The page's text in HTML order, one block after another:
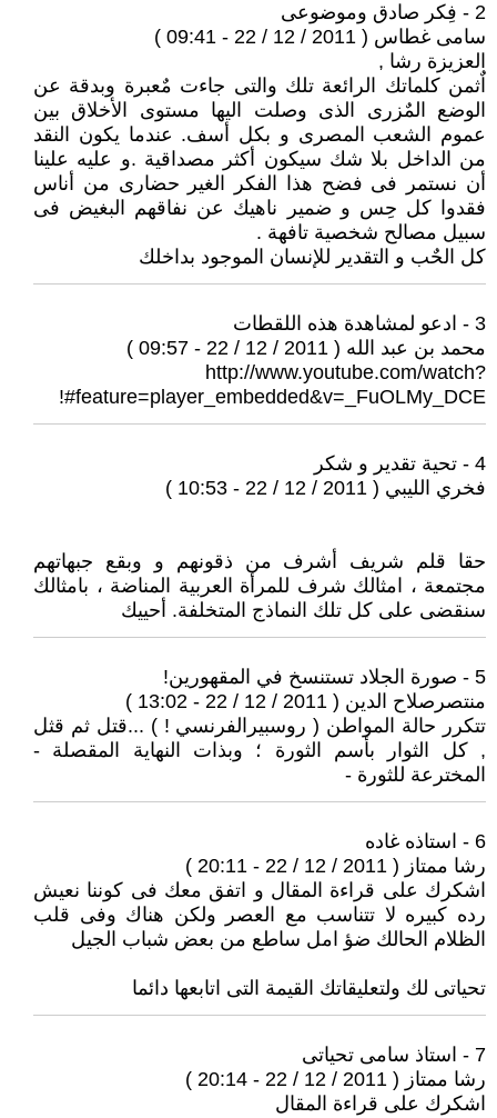
2 - فِكر صادق وموضوعى
سامى غطاس ( 2011 / 12 / 22 - 09:41 )
العزيزة رشا ,
اٌثمن كلماتك الرائعة تلك والتى جاءت مٌعبرة وبدقة عن
الوضع المٌزرى الذى وصلت اليها مستوى الأخلاق بين
عموم الشعب المصرى و بكل أسف. عندما يكون النقد
من الداخل بلا شك سيكون أكثر مصداقية .و عليه علينا
أن نستمر فى فضح هذا الفكر الغير حضارى من أناس
فقدوا كل حِس و ضمير ناهيك عن نفاقهم البغيض فى
سبيل مصالح شخصية تافهة .
كل الحٌب و التقدير للإنسان الموجود بداخلك
3 - ادعو لمشاهدة هذه اللقطات
محمد بن عبد الله ( 2011 / 12 / 22 - 09:57 )
http://www.youtube.com/watch?
feature=player_embedded&v=_FuOLMy_DCE#!
4 - تحية تقدير و شكر
فخري الليبي ( 2011 / 12 / 22 - 10:53 )
حقا قلم شريف أشرف من ذقونهم و وبقع جبهاتهم
مجتمعة ، امثالك شرف للمرأة العربية المناضة ، بامثالك
سنقضى على كل تلك النماذج المتخلفة. أحييك
5 - صورة الجلاد تستنسخ في المقهورين!
منتصرصلاح الدين ( 2011 / 12 / 22 - 13:02 )
تتكرر حالة المواطن ( روسبيرالفرنسي ! ) ...قتل ثم قثل
, كل الثوار بأسم الثورة ؛ وبذات النهاية المقصلة -
المخترعة للثورة -
6 - استاذه غاده
رشا ممتاز ( 2011 / 12 / 22 - 20:11 )
اشكرك على قراءة المقال و اتفق معك فى كوننا نعيش
رده كبيره لا تتناسب مع العصر ولكن هناك وفى قلب
الظلام الحالك ضؤ امل ساطع من بعض شباب الجيل
تحياتى لك ولتعليقاتك القيمة التى اتابعها دائما
7 - استاذ سامى تحياتى
رشا ممتاز ( 2011 / 12 / 22 - 20:14 )
اشكرك على قراءة المقال